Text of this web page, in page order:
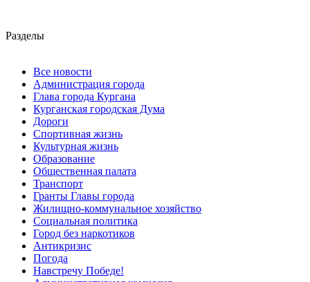
Разделы
Все новости
Администрация города
Глава города Кургана
Курганская городская Дума
Дороги
Спортивная жизнь
Культурная жизнь
Образование
Общественная палата
Транспорт
Гранты Главы города
Жилищно-коммунальное хозяйство
Социальная политика
Город без наркотиков
Антикризис
Погода
Навстречу Победе!